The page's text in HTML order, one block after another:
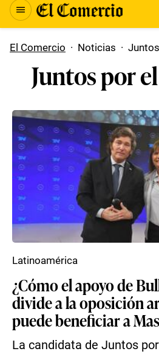
El Comercio · Noticias ·
Juntos por
¿Cómo el apoyo de
divide a la oposición
puede beneficiar a
La candidata de Juntos
Latinoamérica